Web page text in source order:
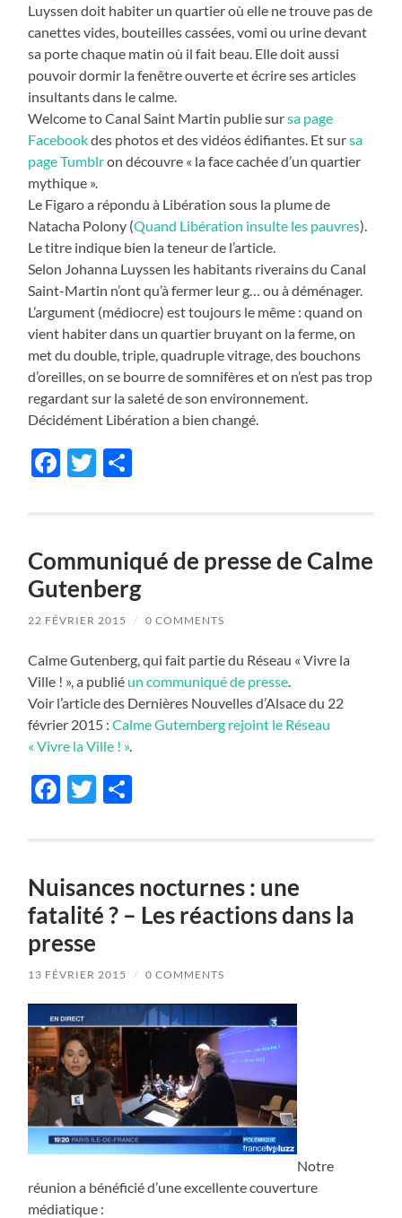
Luyssen doit habiter un quartier où elle ne trouve pas de
canettes vides, bouteilles cassées, vomi ou urine devant
sa porte chaque matin où il fait beau. Elle doit aussi
pouvoir dormir la fenêtre ouverte et écrire ses articles
insultants dans le calme.
Welcome to Canal Saint Martin publie sursa page
Facebookdes photos et des vidéos édifiantes. Et sursa
page Tumblron découvre « la face cachée d’un quartier
mythique ».
Le Figaro a répondu à Libération sous la plume de
Natacha Polony (Quand Libération insulte les pauvres).
Le titre indique bien la teneur de l’article.
Selon Johanna Luyssen les habitants riverains du Canal
Saint-Martin n’ont qu’à fermer leur g… ou à déménager.
L’argument (médiocre) est toujours le même : quand on
vient habiter dans un quartier bruyant on la ferme, on
met du double, triple, quadruple vitrage, des bouchons
d’oreilles, on se bourre de somnifères et on n’est pas trop
regardant sur la saleté de son environnement.
Décidément Libération a bien changé.
Facebook
Twitter
Communiqué de presse de Calme
Gutenberg
22 FÉVRIER 2015 / 0 COMMENTS
Calme Gutenberg, qui fait partie du Réseau « Vivre la
Ville ! », a publié un communiqué de presse
Voir l’article des Dernières Nouvelles d’Alsace du 22
février 2015 :Calme Gutemberg rejoint le Réseau
« Vivre la Ville ! ».
Facebook
Twitter
Nuisances nocturnes : une
fatalité ? – Les réactions dans la
presse
13 FÉVRIER 2015 / 0 COMMENTS
Notre
réunion a bénéficié d’une excellente couverture
médiatique :